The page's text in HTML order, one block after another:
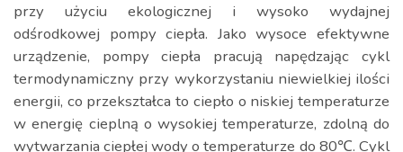
przy użyciu ekologicznej i wysoko wydajnej
odśrodkowej pompy ciepła. Jako wysoce efektywne
urządzenie, pompy ciepła pracują napędzając cykl
termodynamiczny przy wykorzystaniu niewielkiej ilości
energii, co przekształca to ciepło o niskiej temperaturze
w energię cieplną o wysokiej temperaturze, zdolną do
wytwarzania ciepłej wody o temperaturze do 80℃. Cykl